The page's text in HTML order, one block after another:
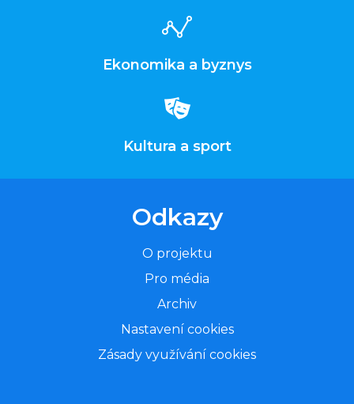
Ekonomika a byznys
Kultura a sport
Odkazy
O projektu
Pro média
Archiv
Nastavení cookies
Zásady využívání cookies